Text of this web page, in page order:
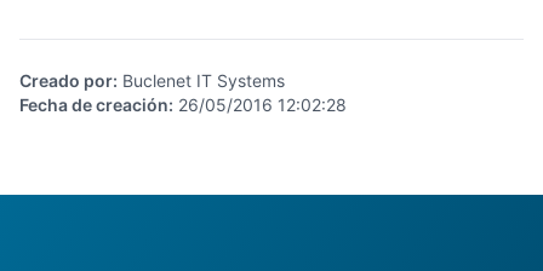
Creado por: Buclenet IT Systems
Fecha de creación: 26/05/2016 12:02:28